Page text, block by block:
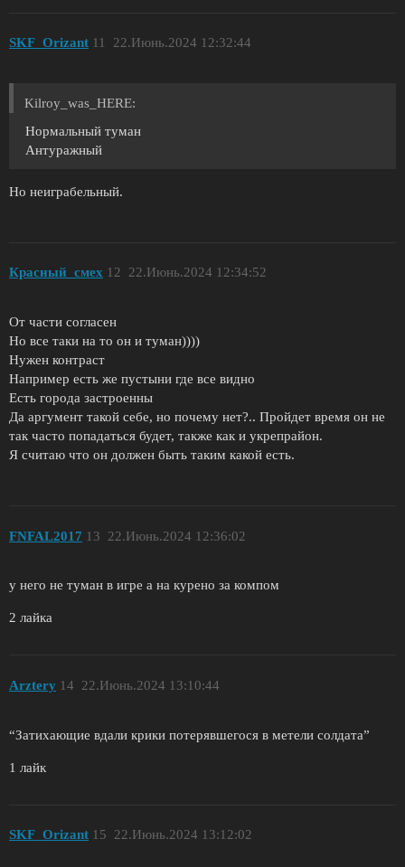
SKF_Orizant 22.Июнь.2024 12:32:44
11
Kilroy_was_HERE:
Нормальный туман
Антуражный
Но неиграбельный.
Красный_смех 22.Июнь.2024 12:34:52
12
От части согласен
Но все таки на то он и туман))))
Нужен контраст
Например есть же пустыни где все видно
Есть города застроенны
Да аргумент такой себе, но почему нет?.. Пройдет время он не
так часто попадаться будет, также как и укрепрайон.
Я считаю что он должен быть таким какой есть.
FNFAL2017 22.Июнь.2024 12:36:02
13
у него не туман в игре а на курено за компом
2 лайка
Arztery 22.Июнь.2024 13:10:44
14
“Затихающие вдали крики потерявшегося в метели солдата”
1 лайк
SKF_Orizant 22.Июнь.2024 13:12:02
15